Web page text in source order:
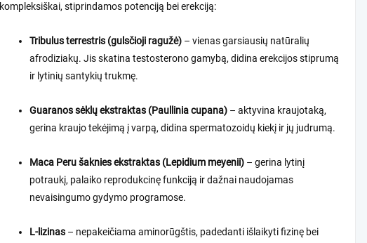
kompleksiškai, stiprindamos potenciją bei erekciją:
Tribulus terrestris (gulsčioji ragužė) – vienas garsiausių natūralių
afrodiziakų. Jis skatina testosterono gamybą, didina erekcijos stiprumą
ir lytinių santykių trukmę.
Guaranos sėklų ekstraktas (Paullinia cupana) – aktyvina kraujotaką,
gerina kraujo tekėjimą į varpą, didina spermatozoidų kiekį ir jų judrumą.
Maca Peru šaknies ekstraktas (Lepidium meyenii) – gerina lytinį
potraukį, palaiko reprodukcinę funkciją ir dažnai naudojamas
nevaisingumo gydymo programose.
L-lizinas – nepakeičiama aminorūgštis, padedanti išlaikyti fizinę bei